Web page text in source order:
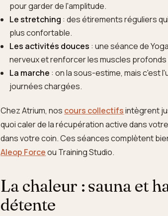
pour garder de l'amplitude.
Le stretching : des étirements réguliers
plus confortable.
Les activités douces : une séance de
nerveux et renforcer les muscles profonds
La marche : on la sous-estime, mais c'est
journées chargées.
Chez Atrium, nos cours collectifsintègrent
quoi caler de la récupération active dans
dans votre coin. Ces séances complètent
Aleop Forceou Training Studio.
La chaleur : sauna et
détente